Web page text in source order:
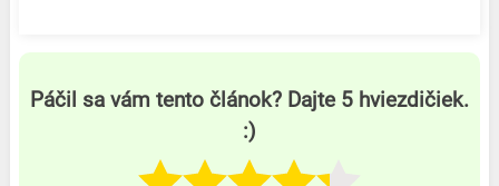
Páčil sa vám tento článok? Dajte 5 hviezdičiek.
:)